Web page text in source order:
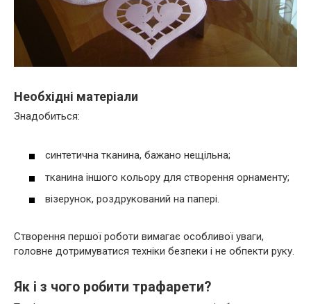
Необхідні матеріали
Знадобиться:
синтетична тканина, бажано нещільна;
тканина іншого кольору для створення орнаменту;
візерунок, роздрукований на папері.
Створення першої роботи вимагає особливої уваги,
головне дотримуватися техніки безпеки і не обпекти руку.
Як і з чого робити трафарети?